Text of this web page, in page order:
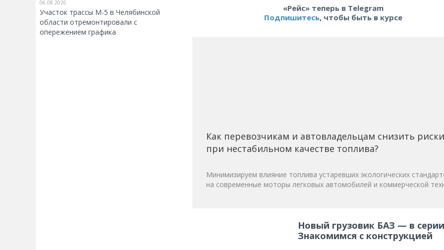
06.08.2026
Участок трассы М-5 в Челябинской
области отремонтировали с
опережением графика
«Рейс» теперь в Telegram
Подпишитесь, чтобы быть в курсе
Как перевозчикам и автовладельцам снизить риски
при нестабильном качестве топлива?
Минимизируем влияние топлива устаревших экологических
на современные моторы легковых автомобилей и коммерческой
Новый грузовик БАЗ — в
Знакомимся с конструкцией